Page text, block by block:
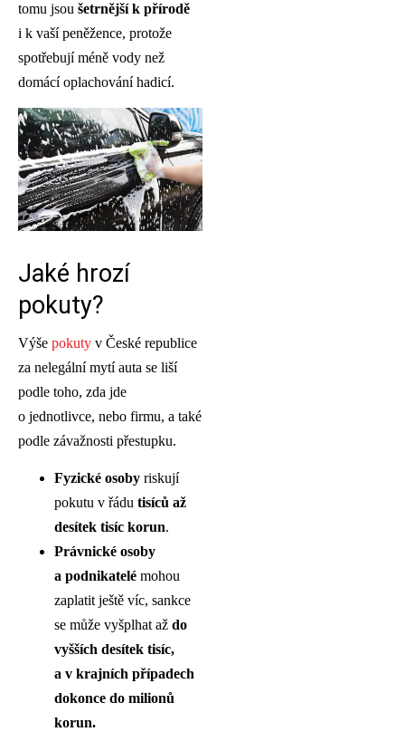
tomu jsou šetrnější k přírodě
i k vaší peněžence, protože
spotřebují méně vody než
domácí oplachování hadicí.
Jaké hrozí
pokuty?
Výše pokuty v České republice
za nelegální mytí auta se liší
podle toho, zda jde
o jednotlivce, nebo firmu, a také
podle závažnosti přestupku.
Fyzické osoby riskují
pokutu v řádu tisíců až
desítek tisíc korun.
Právnické osoby
a podnikatelé mohou
zaplatit ještě víc, sankce
se může vyšplhat až do
vyšších desítek tisíc,
a v krajních případech
dokonce do milionů
korun.